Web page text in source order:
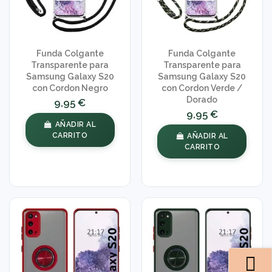
Funda Colgante
Transparente para
Samsung Galaxy S20
con Cordon Negro
9,95 €
AÑADIR AL
CARRITO
Funda Colgante
Transparente para
Samsung Galaxy S20
con Cordon Verde /
Dorado
9,95 €
AÑADIR AL
CARRITO